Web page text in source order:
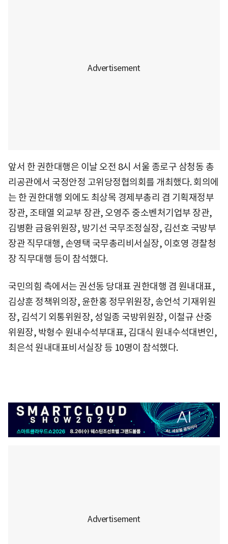
앞서 한 권한대행은 이날 오전 8시 서울 종로구 삼청동 총
리공관에서 국정안정 고위당정협의회를 개최했다. 회의에
는 한 권한대행 외에도 최상목 경제부총리 겸 기획재정부
장관, 조태열 외교부 장관, 오영주 중소벤처기업부 장관,
김병환 금융위원장, 방기선 국무조정실장, 김선호 국방부
장관 직무대행, 손영택 국무총리비서실장, 이호영 경찰청
장 직무대행 등이 참석했다.
국민의힘 측에서는 권선동 당대표 권한대행 겸 원내대표,
김상훈 정책위의장, 윤한홍 정무위원장, 송언석 기재위원
장, 김석기 외통위원장, 성일종 국방위원장, 이철규 산중
위원장, 박형수 원내수석부대표, 김대식 원내수석대변인,
최은석 원내대표비서실장 등 10명이 참석했다.